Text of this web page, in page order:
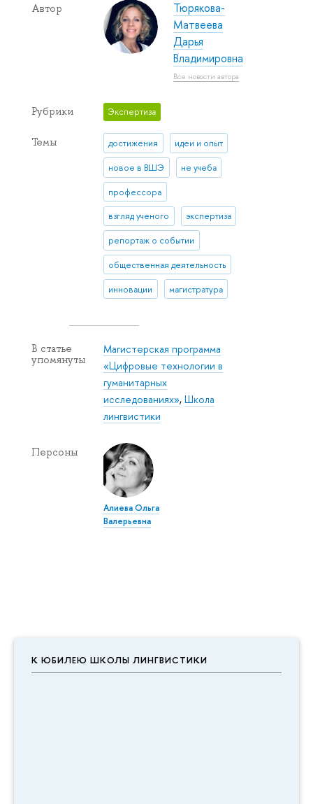
К ЮБИЛЕЮ ШКОЛЫ ЛИНГВИСТИКИ
Автор
Тюрякова-
Матвеева
Дарья
Владимировна
Все новости автора
Рубрики Экспертиза
Темы достижения идеи и опыт
новое в ВШЭ не учеба
профессора
взгляд ученого экспертиза
репортаж о событии
общественная деятельность
инновации магистратура
В статье
упомянуты
Магистерская программа
«Цифровые технологии в
гуманитарных
исследованиях»,Школа
лингвистики
Персоны
Алиева Ольга
Валерьевна